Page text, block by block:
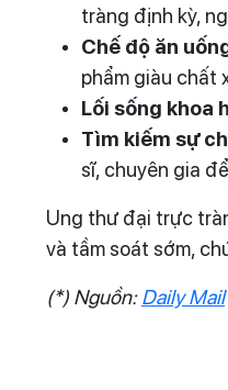
tràng định kỳ,
Chế độ ăn
phẩm giàu chất
Lối sống khoa
Tìm kiếm sự
sĩ, chuyên gia
Ung thư đại trực
và tầm soát sớm,
(*) Nguồn:Daily Mail